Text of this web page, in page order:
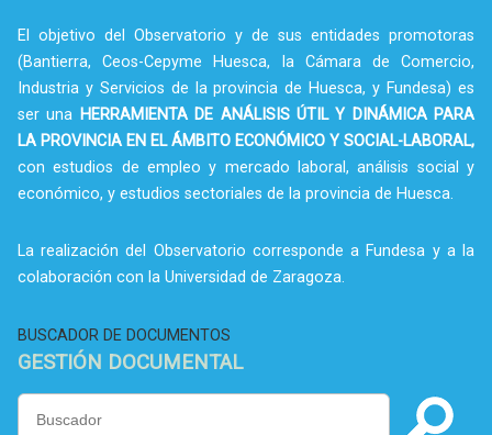
El objetivo del Observatorio y de sus entidades promotoras
(Bantierra, Ceos-Cepyme Huesca, la Cámara de Comercio,
Industria y Servicios de la provincia de Huesca, y Fundesa) es
ser una HERRAMIENTA DE ANÁLISIS ÚTIL Y DINÁMICA PARA
LA PROVINCIA EN EL ÁMBITO ECONÓMICO Y SOCIAL-LABORAL,
con estudios de empleo y mercado laboral, análisis social y
económico, y estudios sectoriales de la provincia de Huesca.
La realización del Observatorio corresponde a Fundesa y a la
colaboración con la Universidad de Zaragoza.
BUSCADOR DE DOCUMENTOS
GESTIÓN DOCUMENTAL